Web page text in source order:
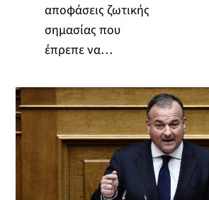
αποφάσεις ζωτικής
σημασίας που
έπρεπε να…